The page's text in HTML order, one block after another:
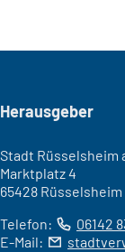
Seitenfuß
Herausgeber
Stadt Rüsselsheim
Marktplatz 4
65428 Rüsselsheim
Telefon:
06142
E-Mail: